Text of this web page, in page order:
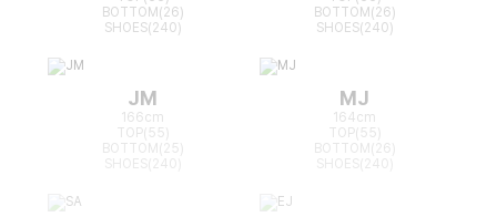
BOTTOM(26)
SHOES(240)
BOTTOM(26)
SHOES(240)
JM
166cm
TOP(55)
BOTTOM(25)
MJ
164cm
TOP(55)
BOTTOM(26)